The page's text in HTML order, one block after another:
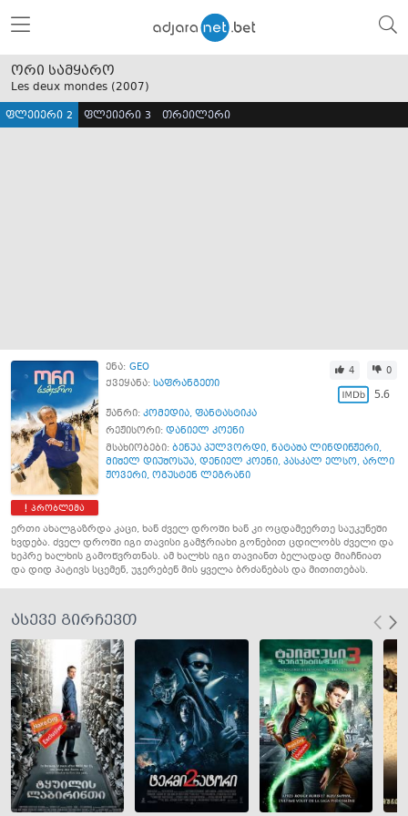
ორი სამყარო
Les deux mondes (2007)
ფლეიერი 2 ფლეიერი 3 თრეილერი
პრობლემა
ენა: GEO
ქვეყანა: საფრანგეთი
4 0
5.6
ჟანრი: კომედია, ფანტასტიკა
რეჟისორი: დანიელ კოენი
მსახიობები: ბენუა პულვორდი, ნატაშა ლინდინჟერი,
მიშელ დიუშოსუა, დენიელ კოენი, პასკალ ელსო, არლი
ჟოვერი, ოგუსტენ ლეგრანი
ერთი ახალგაზრდა კაცი, ხან ძველ დროში ხან კი ოცდამეერთე საუკუნეში
ხვდება. ძველ დროში იგი თავისი გამჭრიახი გონებით ცდილობს ძველი და
ხეპრე ხალხის გამოწვრთნას. ამ ხალხს იგი თავიანთ ბელადად მიაჩნიათ
და დიდ პატივს სცემენ, უჯერებენ მის ყველა ბრძანებას და მითითებას.
ასევე გირჩევთ